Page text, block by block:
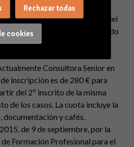
Humanos y desarrollo el
y de Evaluación del
en las que ha desarrollado
Abengoa,
Comunidad de Madrid, Cruz
Consultora Senior en
inscripción es de 280 € para
del 2º inscrito de la misma
de los casos. La cuota incluye la
documentación y cafés.
de 9 de septiembre, por la
Formación Profesional para el
cookies
Rechazar todas